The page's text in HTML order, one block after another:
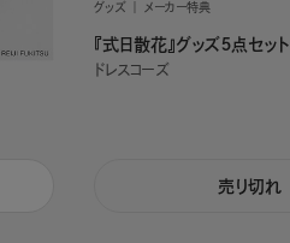
グッズ メーカー特典
『式日散花』グッズ５点セット
ドレスコーズ
売り切れ